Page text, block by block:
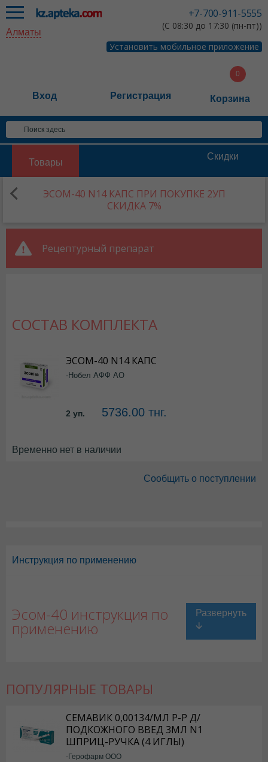
+7-700-911-5555
(С 08:30 до 17:30 (пн-пт))
Установить мобильное приложение
Алматы
Вход Регистрация Корзина
Товары
Скидки
ЭСОМ-40 N14 КАПС ПРИ ПОКУПКЕ 2УП
СКИДКА 7%
Рецептурный препарат
Временно нет в наличии
Сообщить о поступлении
СОСТАВ КОМПЛЕКТА
ЭСОМ-40 N14 КАПС
-Нобел АФФ АО
2 уп. 5736.00 тнг.
Инструкция по применению
Эсом-40 инструкция по
применению
ПОПУЛЯРНЫЕ ТОВАРЫ
СЕМАВИК 0,00134/МЛ Р-Р Д/
ПОДКОЖНОГО ВВЕД 3МЛ N1
ШПРИЦ-РУЧКА (4 ИГЛЫ)
-Герофарм ООО